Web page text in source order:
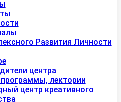
Развития Личности
центра
лектории
центр креативного